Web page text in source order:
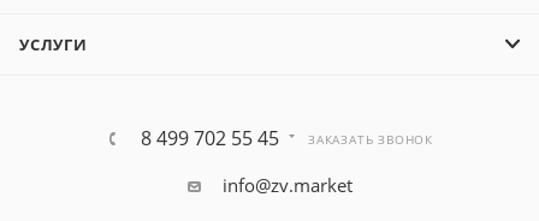
УСЛУГИ
8 499 702 55 45 ЗАКАЗАТЬ ЗВОНОК
info@zv.market